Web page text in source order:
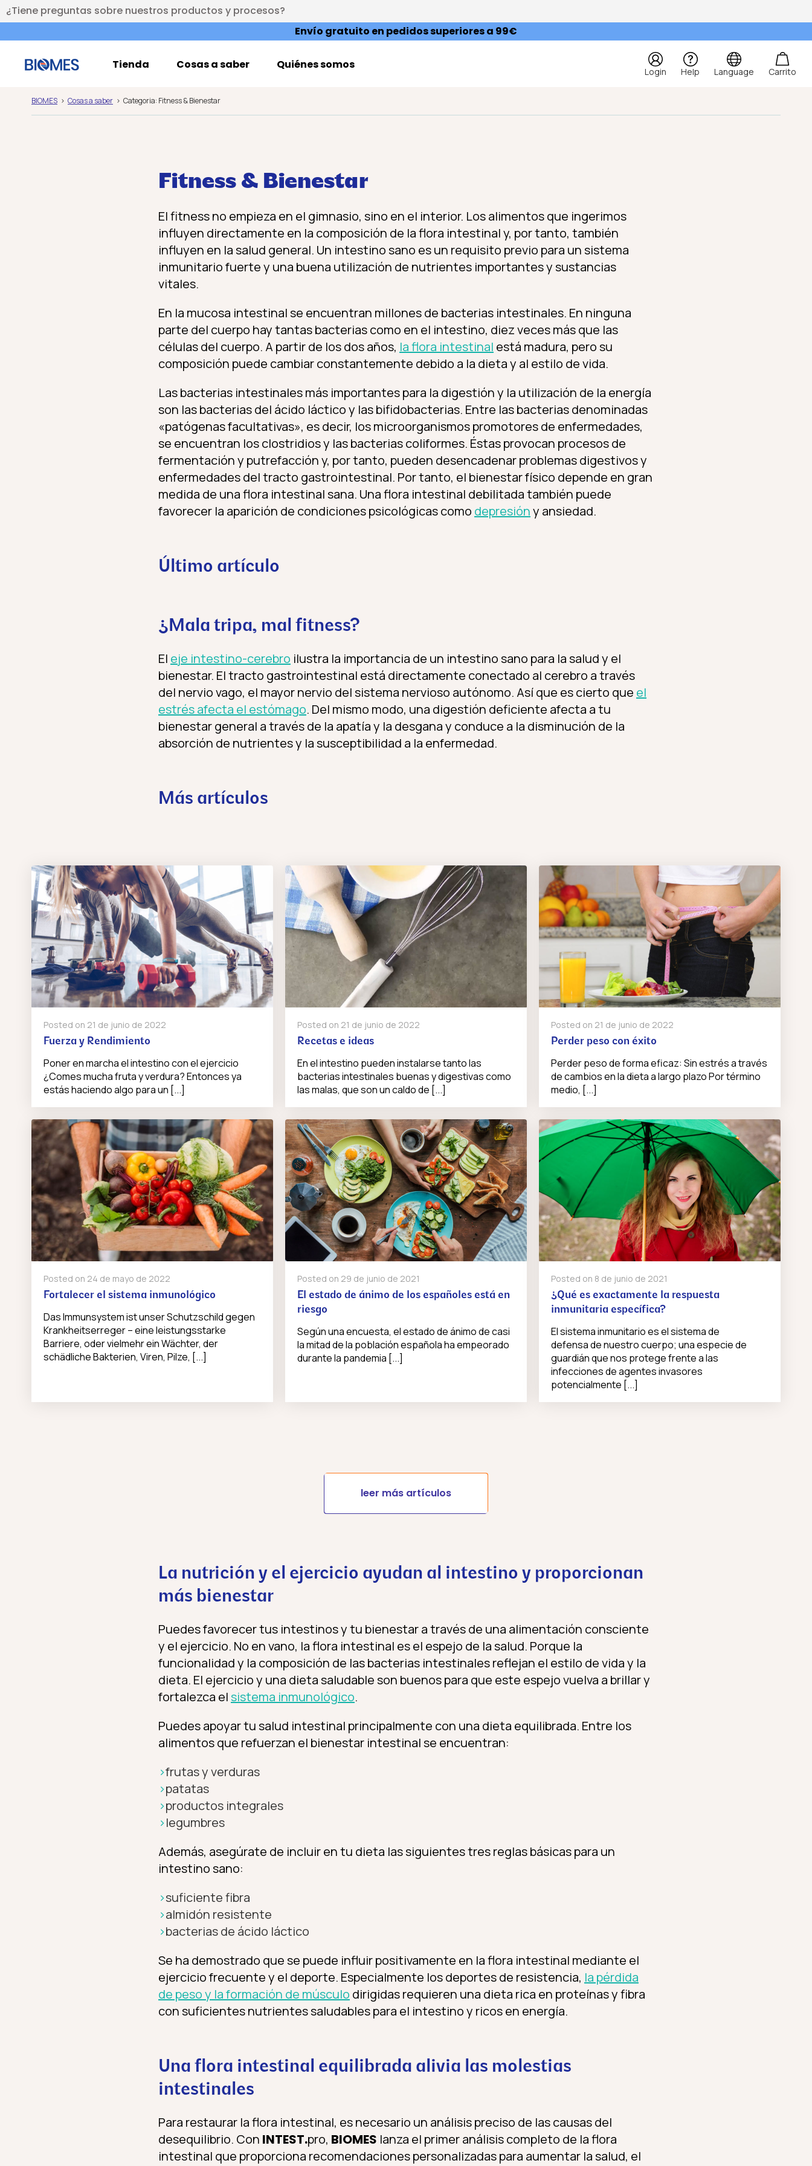
¿Tiene preguntas sobre nuestros productos y procesos?
Envío gratuito en pedidos superiores a 99€
Tienda Cosas a saber Quiénes somos
Login Help Language Carrito
BIOMES Cosas a saber Categoria: Fitness & Bienestar
Fitness & Bienestar
El fitness no empieza en el gimnasio, sino en el interior. Los alimentos que ingerimos
influyen directamente en la composición de la flora intestinal y, por tanto, también
influyen en la salud general. Un intestino sano es un requisito previo para un sistema
inmunitario fuerte y una buena utilización de nutrientes importantes y sustancias
vitales.
En la mucosa intestinal se encuentran millones de bacterias intestinales. En ninguna
parte del cuerpo hay tantas bacterias como en el intestino, diez veces más que las
células del cuerpo. A partir de los dos años, la flora intestinal está madura, pero su
composición puede cambiar constantemente debido a la dieta y al estilo de vida.
Las bacterias intestinales más importantes para la digestión y la utilización de la energía
son las bacterias del ácido láctico y las bifidobacterias. Entre las bacterias denominadas
«patógenas facultativas», es decir, los microorganismos promotores de enfermedades,
se encuentran los clostridios y las bacterias coliformes. Éstas provocan procesos de
fermentación y putrefacción y, por tanto, pueden desencadenar problemas digestivos y
enfermedades del tracto gastrointestinal. Por tanto, el bienestar físico depende en gran
medida de una flora intestinal sana. Una flora intestinal debilitada también puede
favorecer la aparición de condiciones psicológicas como depresióny ansiedad.
Último artículo
¿Mala tripa, mal fitness?
El eje intestino-cerebro ilustra la importancia de un intestino sano para la salud y el
bienestar. El tracto gastrointestinal está directamente conectado al cerebro a través
del nervio vago, el mayor nervio del sistema nervioso autónomo. Así que es cierto que el
estrés afecta el estómago. Del mismo modo, una digestión deficiente afecta a tu
bienestar general a través de la apatía y la desgana y conduce a la disminución de la
absorción de nutrientes y la susceptibilidad a la enfermedad.
Más artículos
Posted on 21 de junio de 2022
Fuerza y Rendimiento
Poner en marcha el intestino con el ejercicio
¿Comes mucha fruta y verdura? Entonces ya
estás haciendo algo para un [...]
Posted on 21 de junio de 2022
Recetas e ideas
En el intestino pueden instalarse tanto las
bacterias intestinales buenas y digestivas como
las malas, que son un caldo de [...]
Posted on 21 de junio de 2022
Perder peso con éxito
Perder peso de forma eficaz: Sin estrés a través
de cambios en la dieta a largo plazo Por término
medio, [...]
Posted on 24 de mayo de 2022
Fortalecer el sistema inmunológico
Das Immunsystem ist unser Schutzschild gegen
Krankheitserreger – eine leistungsstarke
Barriere, oder vielmehr ein Wächter, der
schädliche Bakterien, Viren, Pilze, [...]
Posted on 29 de junio de 2021
El estado de ánimo de los españoles está en
riesgo
Según una encuesta, el estado de ánimo de casi
la mitad de la población española ha empeorado
durante la pandemia [...]
Posted on 8 de junio de 2021
¿Qué es exactamente la respuesta
inmunitaria específica?
El sistema inmunitario es el sistema de
defensa de nuestro cuerpo; una especie de
guardián que nos protege frente a las
infecciones de agentes invasores
potencialmente [...]
leer más artículos
La nutrición y el ejercicio ayudan al intestino y proporcionan
más bienestar
Puedes favorecer tus intestinos y tu bienestar a través de una alimentación consciente
y el ejercicio. No en vano, la flora intestinal es el espejo de la salud. Porque la
funcionalidad y la composición de las bacterias intestinales reflejan el estilo de vida y la
dieta. El ejercicio y una dieta saludable son buenos para que este espejo vuelva a brillar y
fortalezca elsistema inmunológico.
Puedes apoyar tu salud intestinal principalmente con una dieta equilibrada. Entre los
alimentos que refuerzan el bienestar intestinal se encuentran:
frutas y verduras
patatas
productos integrales
legumbres
Además, asegúrate de incluir en tu dieta las siguientes tres reglas básicas para un
intestino sano:
suficiente fibra
almidón resistente
bacterias de ácido láctico
Se ha demostrado que se puede influir positivamente en la flora intestinal mediante el
ejercicio frecuente y el deporte. Especialmente los deportes de resistencia, la pérdida
de peso y la formación de músculo dirigidas requieren una dieta rica en proteínas y fibra
con suficientes nutrientes saludables para el intestino y ricos en energía.
Una flora intestinal equilibrada alivia las molestias
intestinales
Para restaurar la flora intestinal, es necesario un análisis preciso de las causas del
desequilibrio. Con INTEST.pro, BIOMES lanza el primer análisis completo de la flora
intestinal que proporciona recomendaciones personalizadas para aumentar la salud, el